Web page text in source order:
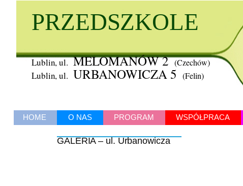
PRZEDSZKOLE
Lublin, ul. MELOMANÓW 2 (Czechów)
Lublin, ul. URBANOWICZA 5 (Felin)
HOME O NAS PROGRAM WSPÓŁPRACA
GALERIA – ul. Urbanowicza